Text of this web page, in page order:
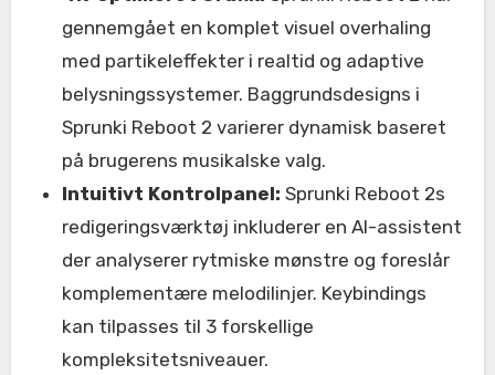
gennemgået en komplet visuel overhaling
med partikeleffekter i realtid og adaptive
belysningssystemer. Baggrundsdesigns i
Sprunki Reboot 2 varierer dynamisk baseret
på brugerens musikalske valg.
Intuitivt Kontrolpanel: Sprunki Reboot 2s
redigeringsværktøj inkluderer en AI-assistent
der analyserer rytmiske mønstre og foreslår
komplementære melodilinjer. Keybindings
kan tilpasses til 3 forskellige
kompleksitetsniveauer.